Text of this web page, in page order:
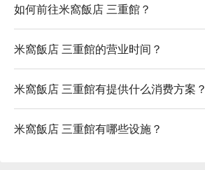
如何前往米窩飯店 三重館？
米窩飯店 三重館的营业时间？
米窩飯店 三重館有提供什么消费方案？
米窩飯店 三重館有哪些设施？